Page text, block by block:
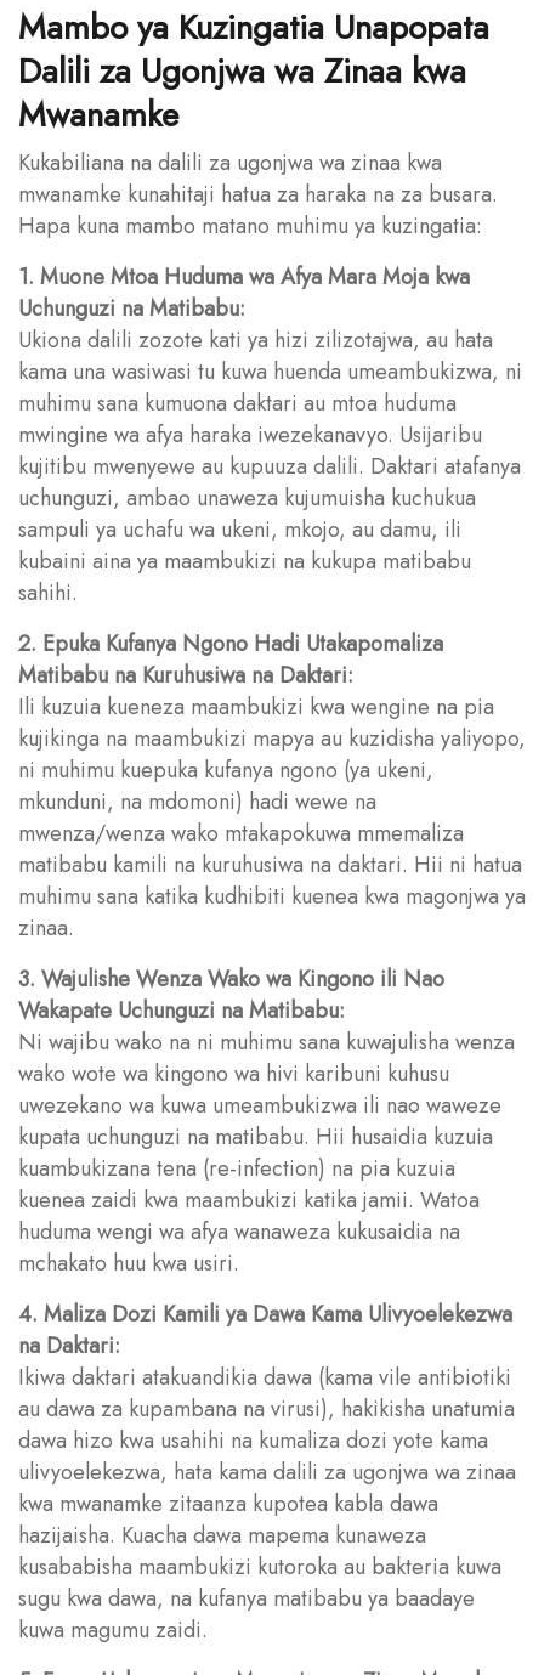
Mambo ya Kuzingatia Unapopata
Dalili za Ugonjwa wa Zinaa kwa
Mwanamke
Kukabiliana na dalili za ugonjwa wa zinaa kwa
mwanamke kunahitaji hatua za haraka na za busara.
Hapa kuna mambo matano muhimu ya kuzingatia:
1. Muone Mtoa Huduma wa Afya Mara Moja kwa
Uchunguzi na Matibabu:
Ukiona dalili zozote kati ya hizi zilizotajwa, au hata
kama una wasiwasi tu kuwa huenda umeambukizwa, ni
muhimu sana kumuona daktari au mtoa huduma
mwingine wa afya haraka iwezekanavyo. Usijaribu
kujitibu mwenyewe au kupuuza dalili. Daktari atafanya
uchunguzi, ambao unaweza kujumuisha kuchukua
sampuli ya uchafu wa ukeni, mkojo, au damu, ili
kubaini aina ya maambukizi na kukupa matibabu
sahihi.
2. Epuka Kufanya Ngono Hadi Utakapomaliza
Matibabu na Kuruhusiwa na Daktari:
Ili kuzuia kueneza maambukizi kwa wengine na pia
kujikinga na maambukizi mapya au kuzidisha yaliyopo,
ni muhimu kuepuka kufanya ngono (ya ukeni,
mkunduni, na mdomoni) hadi wewe na
mwenza/wenza wako mtakapokuwa mmemaliza
matibabu kamili na kuruhusiwa na daktari. Hii ni hatua
muhimu sana katika kudhibiti kuenea kwa magonjwa ya
zinaa.
3. Wajulishe Wenza Wako wa Kingono ili Nao
Wakapate Uchunguzi na Matibabu:
Ni wajibu wako na ni muhimu sana kuwajulisha wenza
wako wote wa kingono wa hivi karibuni kuhusu
uwezekano wa kuwa umeambukizwa ili nao waweze
kupata uchunguzi na matibabu. Hii husaidia kuzuia
kuambukizana tena (re-infection) na pia kuzuia
kuenea zaidi kwa maambukizi katika jamii. Watoa
huduma wengi wa afya wanaweza kukusaidia na
mchakato huu kwa usiri.
4. Maliza Dozi Kamili ya Dawa Kama Ulivyoelekezwa
na Daktari:
Ikiwa daktari atakuandikia dawa (kama vile antibiotiki
au dawa za kupambana na virusi), hakikisha unatumia
dawa hizo kwa usahihi na kumaliza dozi yote kama
ulivyoelekezwa, hata kama dalili za ugonjwa wa zinaa
kwa mwanamke zitaanza kupotea kabla dawa
hazijaisha. Kuacha dawa mapema kunaweza
kusababisha maambukizi kutoroka au bakteria kuwa
sugu kwa dawa, na kufanya matibabu ya baadaye
kuwa magumu zaidi.